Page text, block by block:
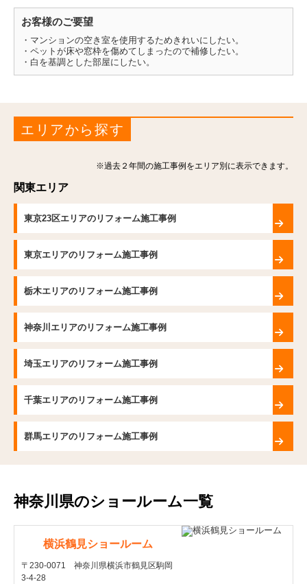
お客様のご要望
・マンションの空き室を使用するためきれいにしたい。
・ペットが床や窓枠を傷めてしまったので補修したい。
・白を基調とした部屋にしたい。
エリアから探す
※過去２年間の施工事例をエリア別に表示できます。
関東エリア
東京23区エリアのリフォーム施工事例
東京エリアのリフォーム施工事例
栃木エリアのリフォーム施工事例
神奈川エリアのリフォーム施工事例
埼玉エリアのリフォーム施工事例
千葉エリアのリフォーム施工事例
群馬エリアのリフォーム施工事例
神奈川県のショールーム一覧
横浜鶴見ショールーム
〒230-0071 神奈川県横浜市鶴見区駒岡
3-4-28